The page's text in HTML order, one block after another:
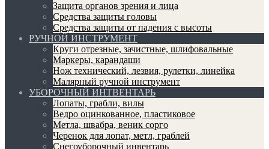
Защита органов зрения и лица
Средства защиты головы
Средства защиты от падения с высоты
РУЧНОЙ ИНСТРУМЕНТ
Круги отрезные, зачистные, шлифовальные
Маркеры, карандаши
Нож технический, лезвия, рулетки, линейка
Малярный ручной инструмент
УБОРОЧНЫЙ ИНТВЕНТАРЬ
Лопаты, грабли, вилы
Ведро оцинкованное, пластиковое
Метла, швабра, веник сорго
Черенок для лопат, метл, граблей
Снегоуборочный инвентарь